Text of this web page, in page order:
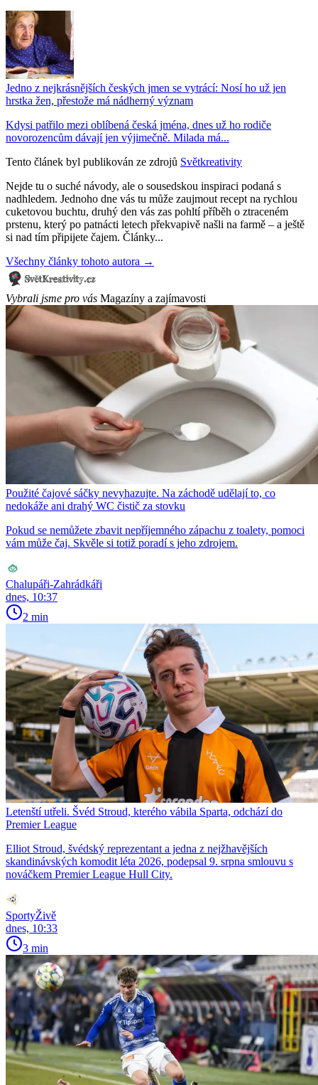
Jedno z nejkrásnějších českých jmen se vytrácí: Nosí ho už jen
hrstka žen, přestože má nádherný význam
Kdysi patřilo mezi oblíbená česká jména, dnes už ho rodiče
novorozencům dávají jen výjimečně. Milada má...
Tento článek byl publikován ze zdrojů Světkreativity
Nejde tu o suché návody, ale o sousedskou inspiraci podaná s
nadhledem. Jednoho dne vás tu může zaujmout recept na rychlou
cuketovou buchtu, druhý den vás zas pohltí příběh o ztraceném
prstenu, který po patnácti letech překvapivě našli na farmě – a ještě
si nad tím připijete čajem. Články...
Všechny články tohoto autora →
Vybrali jsme pro vás Magazíny a zajímavosti
Použité čajové sáčky nevyhazujte. Na záchodě udělají to, co
nedokáže ani drahý WC čistič za stovku
Pokud se nemůžete zbavit nepříjemného zápachu z toalety, pomoci
vám může čaj. Skvěle si totiž poradí s jeho zdrojem.
Chalupáři-Zahrádkáři
dnes, 10:37
2 min
Letenští utřeli. Švéd Stroud, kterého vábila Sparta, odchází do
Premier League
Elliot Stroud, švédský reprezentant a jedna z nejžhavějších
skandinávských komodit léta 2026, podepsal 9. srpna smlouvu s
nováčkem Premier League Hull City.
SportyŽivě
dnes, 10:33
3 min